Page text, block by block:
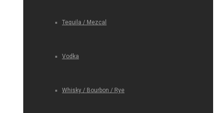
Tequila / Mezcal
Vodka
Whisky / Bourbon / Rye